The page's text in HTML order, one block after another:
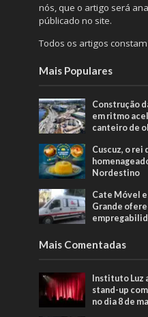
nós, que o artigo será
públicado no site.
Todos os artigos
Mais Populares
Construção
em ritmo
canteiro de
Cuscuz, o rei
Nordestino
Cate Móvel
Grande
Mais Comentadas
Instituto Luz
stand-up
no dia 8 de